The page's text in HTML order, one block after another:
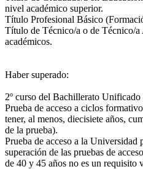
nivel académico superior.
Título Profesional Básico
Título de Técnico/a o de Técnico/
académicos.
Haber superado:
2º curso del Bachillerato
Prueba de acceso a ciclos
tener, al menos, diecisiete años,
de la prueba).
Prueba de acceso a la Universidad
superación de las pruebas de
de 40 y 45 años no es un requisito